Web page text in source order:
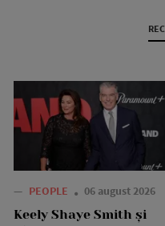
— PEOPLE 06 august 2026
Keely Shaye Smith și